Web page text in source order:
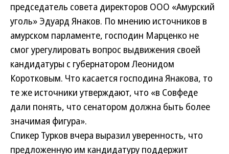
председатель совета директоров ООО «Амурский
уголь» Эдуард Янаков. По мнению источников в
амурском парламенте, господин Марценко не
смог урегулировать вопрос выдвижения своей
кандидатуры с губернатором Леонидом
Коротковым. Что касается господина Янакова, то
те же источники утверждают, что «в Совфеде
дали понять, что сенатором должна быть более
значимая фигура».
Спикер Турков вчера выразил уверенность, что
предложенную им кандидатуру поддержит